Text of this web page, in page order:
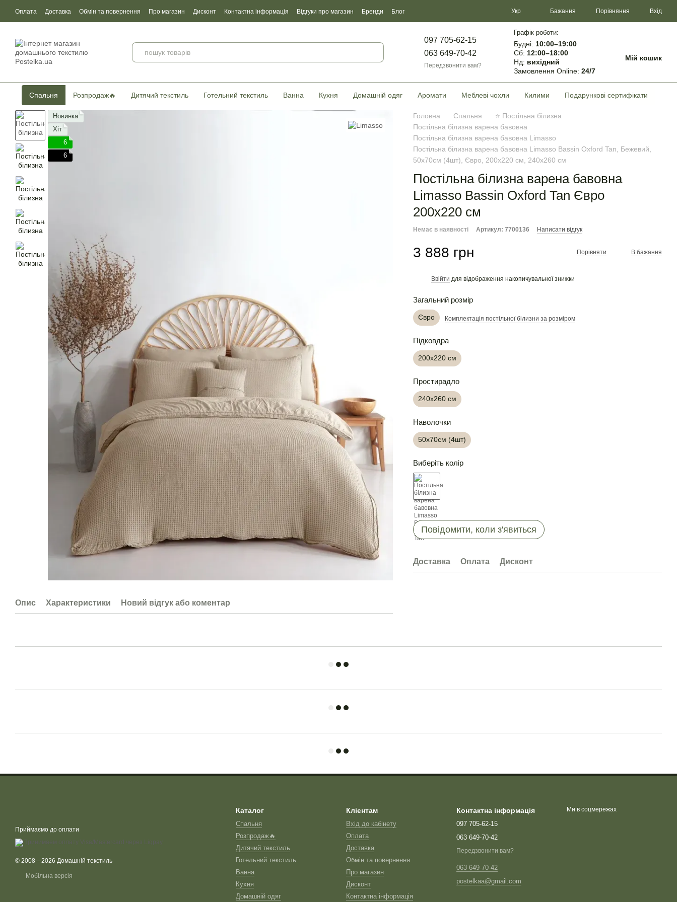
Оплата Доставка Обмін та повернення Про магазин Дисконт Контактна інформація Відгуки про магазин Бренди
Блог
Угода користувача
Договір публічної оферти Сертификати якості
Укр Бажання Порівняння Вхід
097 705-62-15
063 649-70-42
Передзвонити вам?
Графік роботи:
Будні: 10:00–19:00
Сб: 12:00–18:00
Нд: вихідний
Замовлення Online: 24/7
Мій кошик
Спальня Розпродаж🔥 Дитячий текстиль Готельний текстиль Ванна Кухня Домашній одяг Аромати Меблеві чохли Килими Подарункові сертифікати
Новинка
Хіт
6
6
Опис Характеристики Новий відгук або коментар
Головна Спальня
⭐ Постільна білизна
Постільна білизна варена бавовна
Постільна білизна варена бавовна Limasso
Постільна білизна варена бавовна Limasso Bassin Oxford Tan, Бежевий,
50х70см (4шт), Євро, 200х220 см, 240х260 см
Постільна білизна варена бавовна
Limasso Bassin Oxford Tan Євро
200х220 см
Немає в наявності Артикул: 7700136 Написати відгук
3 888 грн Порівняти В бажання
Ввійти для відображення накопичувальної знижки
Загальний розмір
Євро Комплектація постільної білизни за розміром
Підковдра
200х220 см
Простирадло
240х260 см
Наволочки
50х70см (4шт)
Виберіть колір
Повідомити, коли з'явиться
Доставка Оплата Дисконт
Приймаємо до оплати
© 2008—2026 Домашній текстиль
Мобільна версія
Каталог
Спальня
Розпродаж🔥
Дитячий текстиль
Готельний текстиль
Ванна
Кухня
Домашній одяг
Клієнтам
Вхід до кабінету
Оплата
Доставка
Обмін та повернення
Про магазин
Дисконт
Контактна інформація
Контактна інформація
097 705-62-15
063 649-70-42
Передзвонити вам?
063 649-70-42
postelkaa@gmail.com
Ми в соцмережах